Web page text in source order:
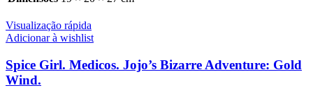
Visualização rápida
Adicionar à wishlist
Spice Girl. Medicos. Jojo’s Bizarre Adventure: Gold
Wind.